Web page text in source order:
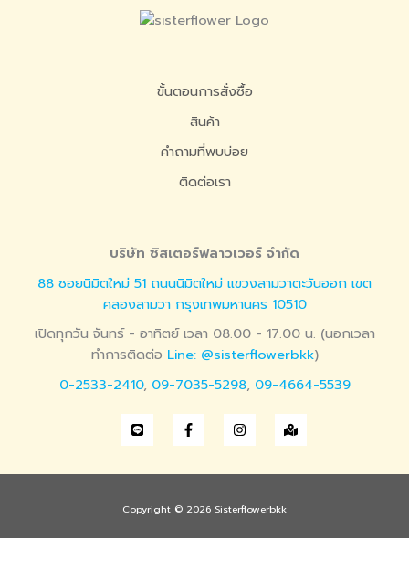
ขั้นตอนการสั่งซื้อ
สินค้า
คำถามที่พบบ่อย
ติดต่อเรา
บริษัท ซิสเตอร์ฟลาวเวอร์ จำกัด
88 ซอยนิมิตใหม่ 51 ถนนนิมิตใหม่ แขวงสามวาตะวันออก เขต
คลองสามวา กรุงเทพมหานคร 10510
เปิดทุกวัน จันทร์ - อาทิตย์ เวลา 08.00 - 17.00 น. (นอกเวลา
ทำการติดต่อ Line: @sisterflowerbkk)
0-2533-2410, 09-7035-5298, 09-4664-5539
Copyright © 2026 Sisterflowerbkk